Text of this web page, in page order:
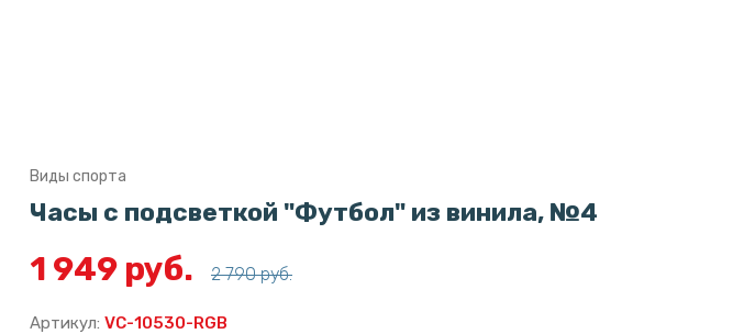
Виды спорта
Часы с подсветкой "Футбол" из винила, №4
1 949 руб. 2 790 руб.
Артикул: VC-10530-RGB